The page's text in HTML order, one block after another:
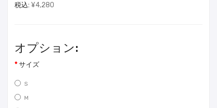
税込: ¥4,280
オプション:
サイズ
S
M